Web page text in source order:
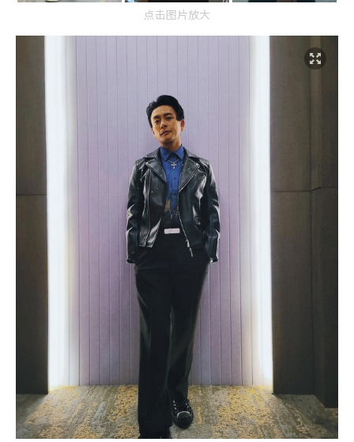
点击图片放大